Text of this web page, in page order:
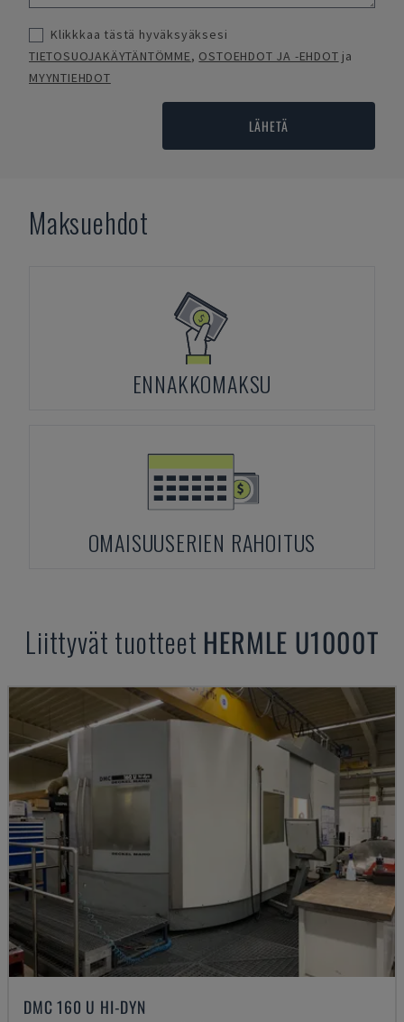
Klikkkaa tästä hyväksyäksesi
TIETOSUOJAKÄYTÄNTÖMME, OSTOEHDOT JA -EHDOT ja
MYYNTIEHDOT
LÄHETÄ
Maksuehdot
ENNAKKOMAKSU
OMAISUUSERIEN RAHOITUS
Liittyvät tuotteet HERMLE U1000T
DMC 160 U HI-DYN